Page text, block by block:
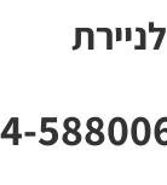
לניירת